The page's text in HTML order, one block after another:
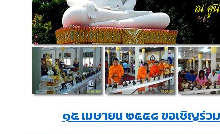
๑๕ เมษายน ๒๕๕๘ ขอเชิญร่ว